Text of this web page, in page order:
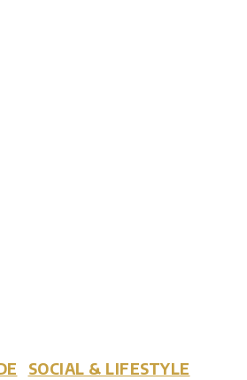
SOCIAL & LIFESTYLE